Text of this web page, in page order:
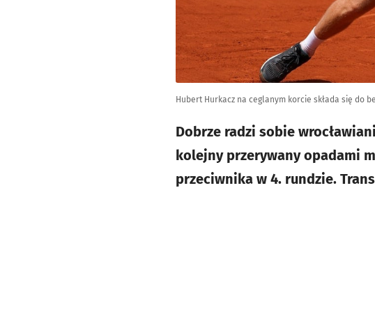
Hubert Hurkacz na ceglanym korcie składa się do
Dobrze radzi sobie
kolejny przerywany opadami
przeciwnika w 4. rundzie.